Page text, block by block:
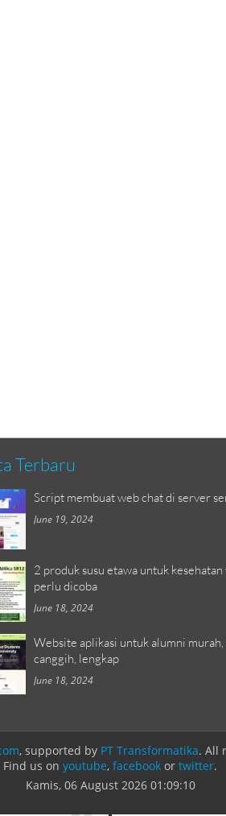
Terbaru
Script membuat web chat di server
June 19, 2024
2 produk susu etawa untuk kesehatan
perlu dicoba
June 18, 2024
Website aplikasi untuk alumni murah,
canggih, lengkap
June 18, 2024
, supported by PT Transformatika. All
Find us on youtube, facebook or twitter.
Kamis, 06 August 2026 01:09:10